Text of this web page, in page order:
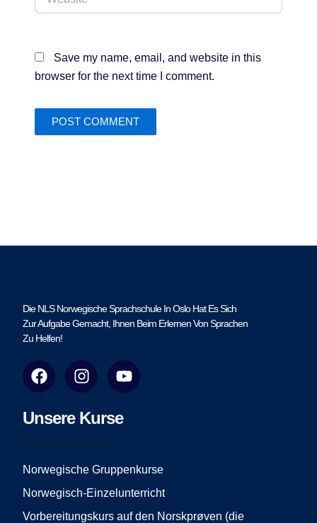
Save my name, email, and website in this
browser for the next time I comment.
Die NLS Norwegische Sprachschule In Oslo Hat Es Sich
Zur Aufgabe Gemacht, Ihnen Beim Erlernen Von Sprachen
Zu Helfen!
F
a
e
o
o
I
n
t
g
r
m
Y
o
t
e
Unsere Kurse
Norwegische Gruppenkurse
Norwegisch-Einzelunterricht
Vorbereitungskurs auf den Norskprøven (die